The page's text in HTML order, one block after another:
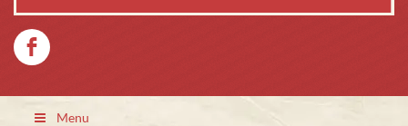
Menu